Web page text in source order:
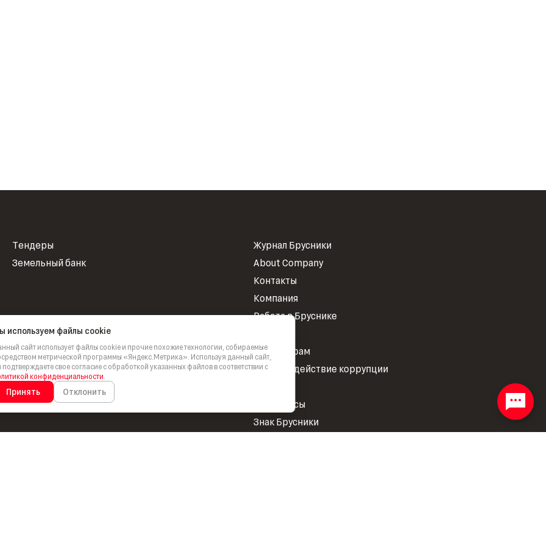
используем файлы cookie
сайт использует файлы cookie и прочие похожие технологии, собираемые
метрической программы «Яндекс.Метрика». Используя данный сайт,
подтверждаете свое согласие с обработкой указанных файлов в соответствии с
конфиденциальности
Принять Отклонить
Тендеры
Земельный банк
Журнал Брусники
About Company
Контакты
Компания
Работа в Бруснике
Инвесторам
Противодействие коррупции
Для прессы
Знак Брусники